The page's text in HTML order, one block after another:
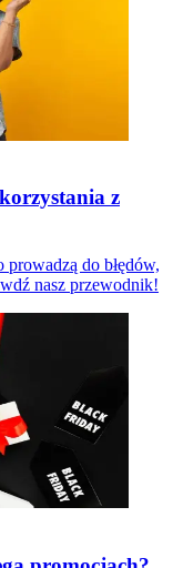
z
prowadzą do błędów,
nasz przewodnik!